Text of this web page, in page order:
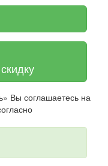
Вы соглашаетесь на